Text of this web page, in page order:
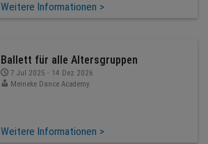
Weitere Informationen >
Ballett für alle Altersgruppen
7 Jul 2025 - 14 Dez 2026
Meineke Dance Academy
Weitere Informationen >